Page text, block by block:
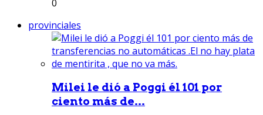
0
provinciales
Milei le dió a Poggi él 101 por
ciento más de...